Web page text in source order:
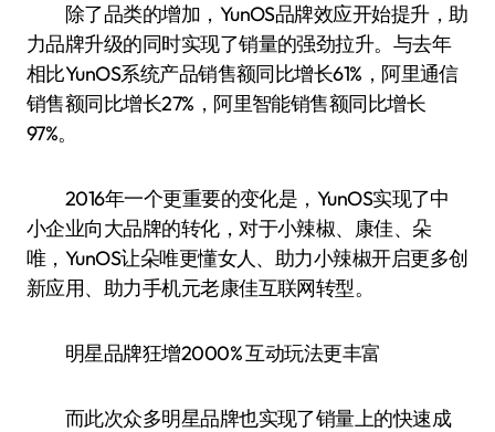
除了品类的增加，YunOS品牌效应开始提升，助
力品牌升级的同时实现了销量的强劲拉升。与去年
相比YunOS系统产品销售额同比增长61%，阿里通信
销售额同比增长27%，阿里智能销售额同比增长
97%。
2016年一个更重要的变化是，YunOS实现了中
小企业向大品牌的转化，对于小辣椒、康佳、朵
唯，YunOS让朵唯更懂女人、助力小辣椒开启更多创
新应用、助力手机元老康佳互联网转型。
明星品牌狂增2000% 互动玩法更丰富
而此次众多明星品牌也实现了销量上的快速成